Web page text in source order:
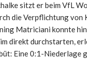
sitzt er beim VfL
die Verpflichtung von
Matriciani konnte
direkt durchstarten,
Eine 0:1-Niederlage